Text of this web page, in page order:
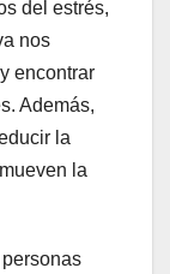
del estrés,
nos
encontrar
Además,
la
la